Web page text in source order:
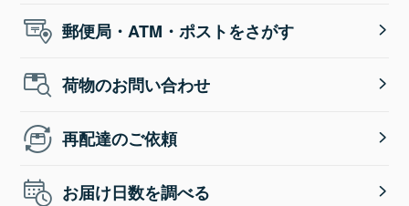
郵便局・ATM・ポストをさがす
荷物のお問い合わせ
再配達のご依頼
お届け日数を調べる